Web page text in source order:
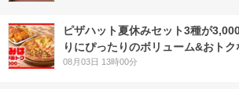
ピザハット夏休みセット3種が
りにぴったりのボリューム&おト
08月03日 13時00分